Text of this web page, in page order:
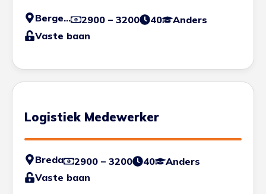
Bergen op Zoom 2900 – 3200 40
Anders
Vaste baan
Logistiek Medewerker
Breda 2900 – 3200 40
Anders
Vaste baan